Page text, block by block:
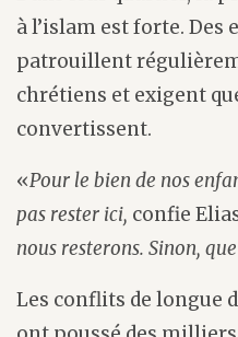
à l’islam est forte.
patrouillent
chrétiens et exigent
convertissent.
«Pour le bien de nos
pas rester ici, confie
nous resterons. Sinon,
Les conflits de longue